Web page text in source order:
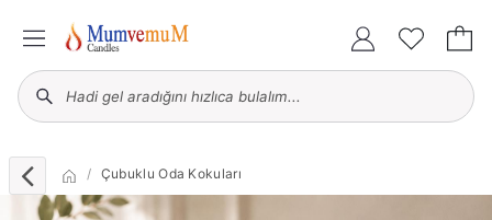
Çubuklu Oda Kokuları